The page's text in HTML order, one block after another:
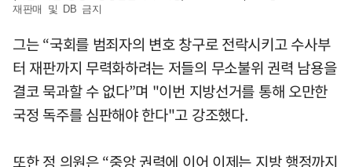
재판매 및 DB 금지
그는 “국회를 범죄자의 변호 창구로 전락시키고 수사부
터 재판까지 무력화하려는 저들의 무소불위 권력 남용을
결코 묵과할 수 없다”며 "이번 지방선거를 통해 오만한
국정 독주를 심판해야 한다"고 강조했다.
또한 정 의원은 “중앙 권력에 이어 이제는 지방 행정까지